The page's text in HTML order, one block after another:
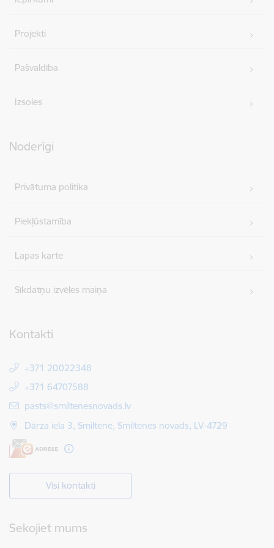
Projekti
Pašvaldība
Izsoles
Noderīgi
Privātuma politika
Piekļūstamība
Lapas karte
Sīkdatņu izvēles maiņa
Kontakti
+371 20022348
+371 64707588
E-pasts:
pasts@smiltenesnovads.lv
Dārza iela 3, Smiltene, Smiltenes novads, LV-4729
Visi kontakti
Sekojiet mums